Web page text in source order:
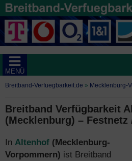
MENÜ
Breitband-Verfuegbarkeit.de » Mecklenburg-
Breitband Verfügbarkeit
(Mecklenburg) –
In Altenhof (Mecklenburg-
Vorpommern) ist Breitband